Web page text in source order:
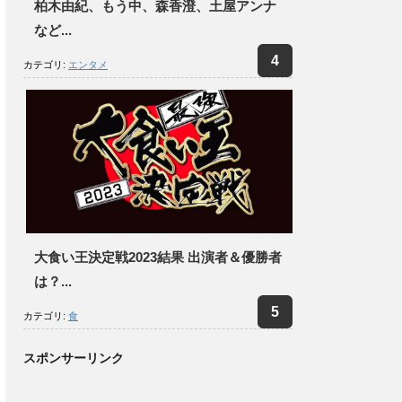
柏木由紀、もう中、森香澄、土屋アンナ
など...
カテゴリ: エンタメ
大食い王決定戦2023結果 出演者＆優勝者
は？...
カテゴリ: 食
スポンサーリンク